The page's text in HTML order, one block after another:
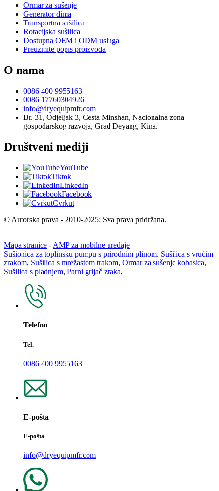
Ormar za sušenje
Generator dima
Transportna sušilica
Rotacijska sušilica
Dostupna OEM i ODM usluga
Preuzmite popis proizvoda
O nama
0086 400 9955163
0086 17760304926
info@dryequipmfr.com
Br. 31, Odjeljak 3, Cesta Minshan, Nacionalna zona
gospodarskog razvoja, Grad Deyang, Kina.
Društveni mediji
YouTube
Tiktok
LinkedIn
Facebook
Cvrkut
© Autorska prava - 2010-2025: Sva prava pridržana.
Mapa stranice - AMP za mobilne uređaje
Sušionica za toplinsku pumpu s prirodnim plinom, Sušilica s vrućim
zrakom, Sušilica s mrežastom trakom, Ormar za sušenje kobasica,
Sušilica s pladnjem, Parni grijač zraka,
Telefon
Tel.
0086 400 9955163
E-pošta
E-pošta
info@dryequipmfr.com